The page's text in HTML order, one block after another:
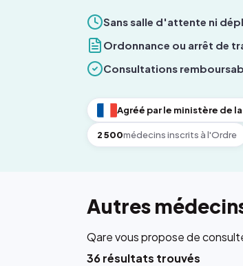
Sans salle d'attente ni
Ordonnance ou arrêt de
Consultations
Agréé par le ministère de
2 500médecins inscrits à l'Ordre
Autres
Qare vous propose de
36 résultats trouvés